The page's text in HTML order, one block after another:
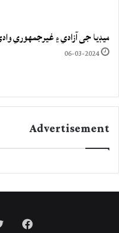
ميڊيا جي آزادي ۽ غيرجمھوري
06-03-2024
Advertisement